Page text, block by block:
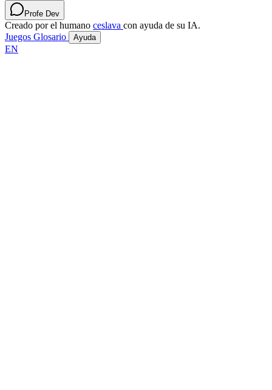
Profe Dev
Creado por el humano ceslava con ayuda de su IA.
Juegos Glosario Ayuda
EN